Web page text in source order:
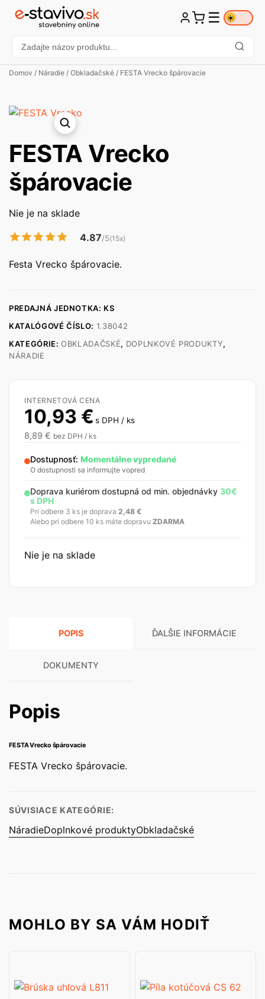
☰ ☀️
Domov / Náradie / Obkladačské / FESTA Vrecko špárovacie
FESTA Vrecko
špárovacie
Nie je na sklade
4.87/5(15x)
Festa Vrecko špárovacie.
PREDAJNÁ JEDNOTKA: KS
KATALÓGOVÉ ČÍSLO: 1.38042
KATEGÓRIE:OBKLADAČSKÉ, DOPLNKOVÉ PRODUKTY,
NÁRADIE
INTERNETOVÁ CENA
10,93 € s DPH / ks
8,89 € bez DPH / ks
Dostupnosť: Momentálne vypredané
O dostupnosti sa informujte vopred
Doprava kuriérom dostupná od min. objednávky 30€
s DPH
Pri odbere 3 ks je doprava 2,48 €
Alebo pri odbere 10 ks máte dopravu ZDARMA
Nie je na sklade
POPIS ĎALŠIE INFORMÁCIE
DOKUMENTY
Popis
FESTA Vrecko špárovacie
FESTA Vrecko špárovacie.
SÚVISIACE KATEGÓRIE:
NáradieDoplnkové produktyObkladačské
MOHLO BY SA VÁM HODIŤ